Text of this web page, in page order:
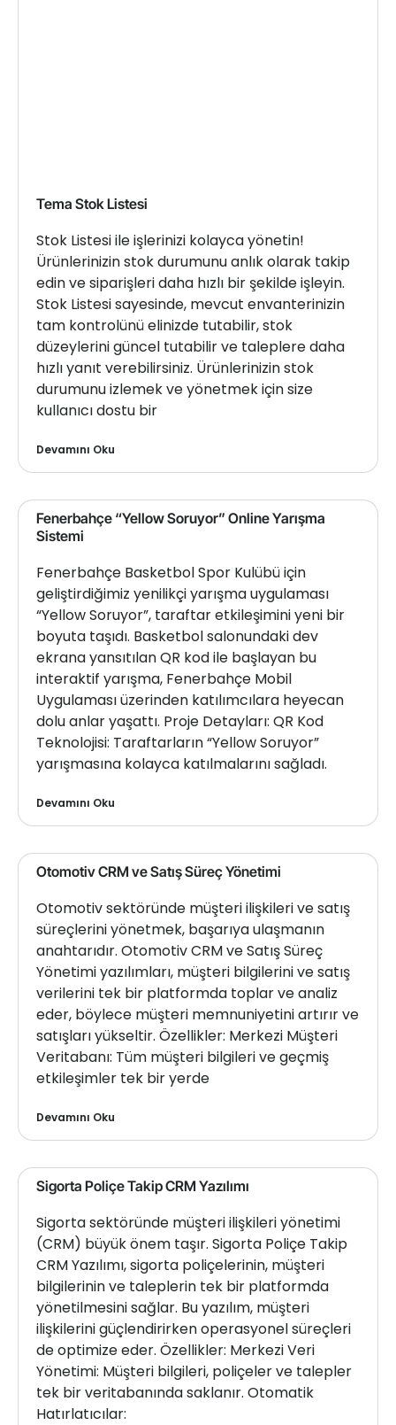
Tema Stok Listesi
Stok Listesi ile işlerinizi kolayca yönetin!
Ürünlerinizin stok durumunu anlık olarak takip
edin ve siparişleri daha hızlı bir şekilde işleyin.
Stok Listesi sayesinde, mevcut envanterinizin
tam kontrolünü elinizde tutabilir, stok
düzeylerini güncel tutabilir ve taleplere daha
hızlı yanıt verebilirsiniz. Ürünlerinizin stok
durumunu izlemek ve yönetmek için size
kullanıcı dostu bir
Devamını Oku
Fenerbahçe “Yellow Soruyor” Online Yarışma
Sistemi
Fenerbahçe Basketbol Spor Kulübü için
geliştirdiğimiz yenilikçi yarışma uygulaması
“Yellow Soruyor”, taraftar etkileşimini yeni bir
boyuta taşıdı. Basketbol salonundaki dev
ekrana yansıtılan QR kod ile başlayan bu
interaktif yarışma, Fenerbahçe Mobil
Uygulaması üzerinden katılımcılara heyecan
dolu anlar yaşattı. Proje Detayları: QR Kod
Teknolojisi: Taraftarların “Yellow Soruyor”
yarışmasına kolayca katılmalarını sağladı.
Devamını Oku
Otomotiv CRM ve Satış Süreç Yönetimi
Otomotiv sektöründe müşteri ilişkileri ve satış
süreçlerini yönetmek, başarıya ulaşmanın
anahtarıdır. Otomotiv CRM ve Satış Süreç
Yönetimi yazılımları, müşteri bilgilerini ve satış
verilerini tek bir platformda toplar ve analiz
eder, böylece müşteri memnuniyetini artırır ve
satışları yükseltir. Özellikler: Merkezi Müşteri
Veritabanı: Tüm müşteri bilgileri ve geçmiş
etkileşimler tek bir yerde
Devamını Oku
Sigorta Poliçe Takip CRM Yazılımı
Sigorta sektöründe müşteri ilişkileri yönetimi
(CRM) büyük önem taşır. Sigorta Poliçe Takip
CRM Yazılımı, sigorta poliçelerinin, müşteri
bilgilerinin ve taleplerin tek bir platformda
yönetilmesini sağlar. Bu yazılım, müşteri
ilişkilerini güçlendirirken operasyonel süreçleri
de optimize eder. Özellikler: Merkezi Veri
Yönetimi: Müşteri bilgileri, poliçeler ve talepler
tek bir veritabanında saklanır. Otomatik
Hatırlatıcılar: